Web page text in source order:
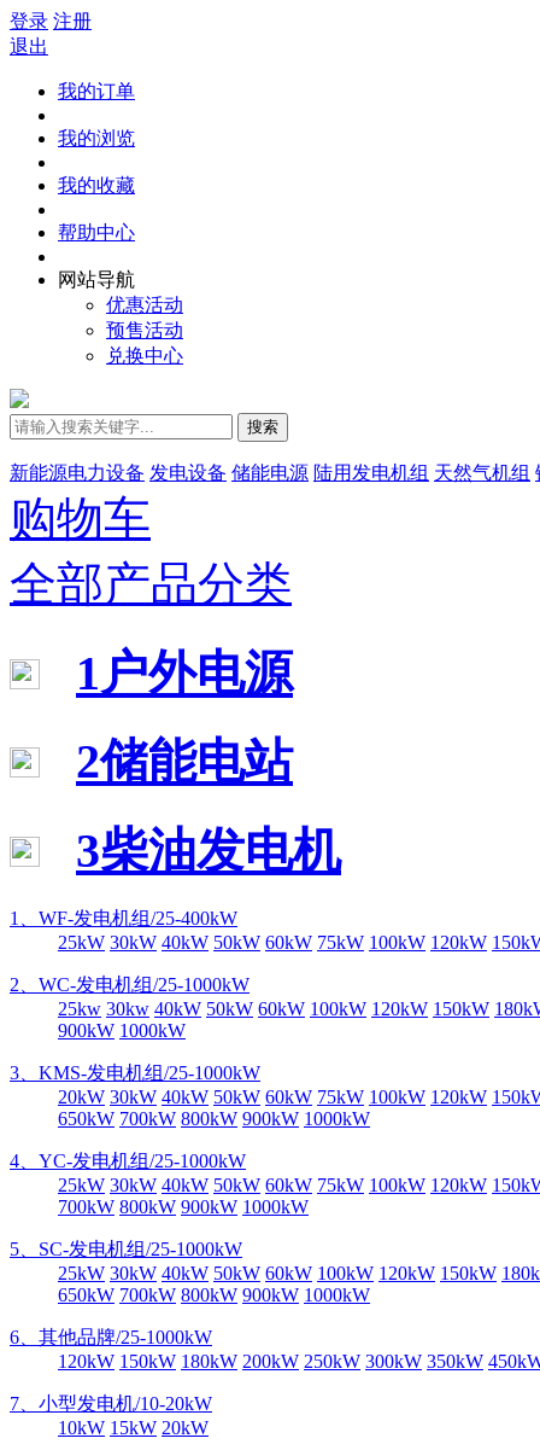
登录 注册
退出
我的订单
我的浏览
我的收藏
帮助中心
网站导航
优惠活动
预售活动
兑换中心
搜索
新能源电力设备 发电设备 储能电源 陆用发电机组 天然气机组
购物车
全部产品分类
1户外电源
2储能电站
3柴油发电机
1、WF-发电机组/25-400kW
25kW 30kW 40kW 50kW 60kW 75kW 100kW 120kW
2、WC-发电机组/25-1000kW
25kw 30kw 40kW 50kW 60kW 100kW 120kW 150kW
900kW 1000kW
3、KMS-发电机组/25-1000kW
20kW 30kW 40kW 50kW 60kW 75kW 100kW 120kW
650kW 700kW 800kW 900kW 1000kW
4、YC-发电机组/25-1000kW
25kW 30kW 40kW 50kW 60kW 75kW 100kW 120kW
700kW 800kW 900kW 1000kW
5、SC-发电机组/25-1000kW
25kW 30kW 40kW 50kW 60kW 100kW 120kW 150kW
650kW 700kW 800kW 900kW 1000kW
6、其他品牌/25-1000kW
120kW 150kW 180kW 200kW 250kW 300kW 350kW
7、小型发电机/10-20kW
10kW 15kW 20kW